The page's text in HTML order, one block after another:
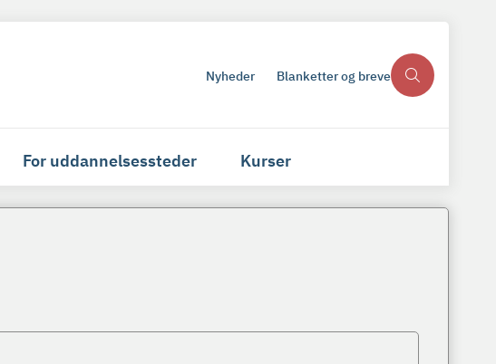
Nyheder Blanketter og breve
For uddannelsessteder Kurser